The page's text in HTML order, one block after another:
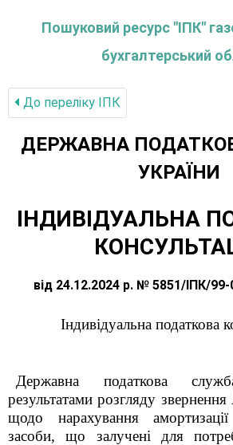
Пошуковий ресурс "ІПК"
бухгалтерський
До переліку IПК
ДЕРЖАВНА
УКРАЇНИ
ІНДИВІДУАЛЬНА
від 24.12.2024 р. № 5851/ІПК/
Індивідуальна податкова
Державна податкова
результатами розгляду
щодо нарахування
засоби, що залучені для